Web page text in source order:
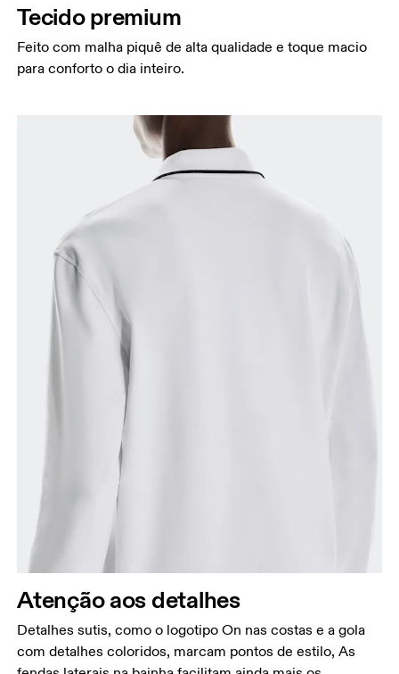
Tecido premium
Feito com malha piquê de alta qualidade e toque macio
para conforto o dia inteiro.
Atenção aos detalhes
Detalhes sutis, como o logotipo On nas costas e a gola
com detalhes coloridos, marcam pontos de estilo, As